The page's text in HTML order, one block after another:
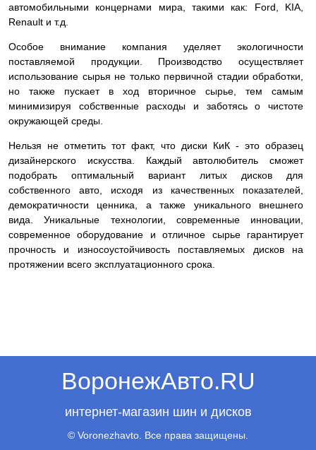
автомобильными концернами мира, такими как: Ford, KIA,
Renault и т.д.
Особое внимание компания уделяет экологичности
поставляемой продукции. Производство осуществляет
использование сырья не только первичной стадии обработки,
но также пускает в ход вторичное сырье, тем самым
минимизируя собственные расходы и заботясь о чистоте
окружающей среды.
Нельзя не отметить тот факт, что диски КиК - это образец
дизайнерского искусства. Каждый автолюбитель сможет
подобрать оптимальный вариант литых дисков для
собственного авто, исходя из качественных показателей,
демократичности ценника, а также уникального внешнего
вида. Уникальные технологии, современные инновации,
современное оборудование и отличное сырье гарантирует
прочность и износоустойчивость поставляемых дисков на
протяжении всего эксплуатационного срока.
ВоронежАвто.RU
интернет-магазин шин и дисков
© Voronezhavto. Все права защищены.